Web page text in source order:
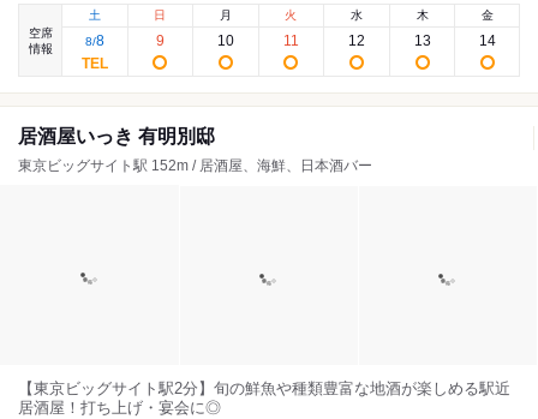
空席
情報
土
8/8
日
9
月
10
火
11
水
12
木
13
金
14
居酒屋いっき 有明別邸
東京ビッグサイト駅 152m / 居酒屋、海鮮、日本酒バー
【東京ビッグサイト駅2分】旬の鮮魚や種類豊富な地酒が楽しめる駅近
居酒屋！打ち上げ・宴会に◎